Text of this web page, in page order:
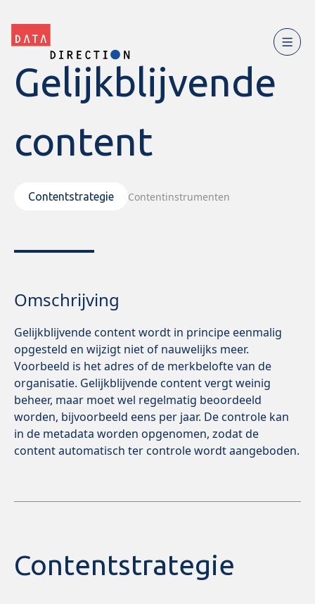
Gelijkblijvende
content
Contentstrategie Contentinstrumenten
Omschrijving
Gelijkblijvende content wordt in principe eenmalig
opgesteld en wijzigt niet of nauwelijks meer.
Voorbeeld is het adres of de merkbelofte van de
organisatie. Gelijkblijvende content vergt weinig
beheer, maar moet wel regelmatig beoordeeld
worden, bijvoorbeeld eens per jaar. De controle kan
in de metadata worden opgenomen, zodat de
content automatisch ter controle wordt aangeboden.
Contentstrategie